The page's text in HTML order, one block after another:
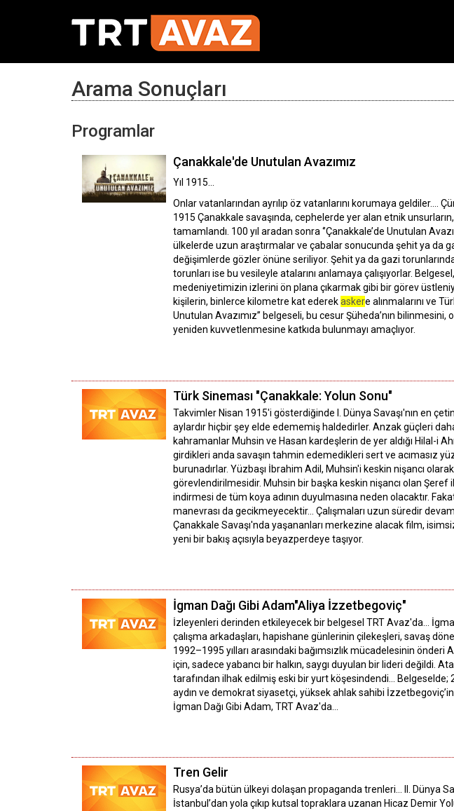
Arama Sonuçları
Programlar
Çanakkale'de Unutulan Avazımız
Yıl 1915...
Onlar vatanlarından ayrılıp öz vatanlarını korumaya geldiler....
1915 Çanakkale savaşında, cephelerde yer alan etnik
tamamlandı. 100 yıl aradan sonra ‘’Çanakkale’de Unutulan
ülkelerde uzun araştırmalar ve çabalar sonucunda şehit ya da
değişimlerde gözler önüne seriliyor. Şehit ya da gazi
torunları ise bu vesileyle atalarını anlamaya çalışıyorlar.
medeniyetimizin izlerini ön plana çıkarmak gibi bir görev
kişilerin, binlerce kilometre kat ederekaskere alınmalarını ve
Unutulan Avazımız’’ belgeseli, bu cesur Şüheda’nın
yeniden kuvvetlenmesine katkıda bulunmayı amaçlıyor.
Türk Sineması "Çanakkale: Yolun Sonu"
Takvimler Nisan 1915'i gösterdiğinde I. Dünya Savaşı'nın en
aylardır hiçbir şey elde edememiş haldedirler. Anzak güçleri
kahramanlar Muhsin ve Hasan kardeşlerin de yer aldığı Hilal-i
girdikleri anda savaşın tahmin edemedikleri sert ve acımasız
burunadırlar. Yüzbaşı İbrahim Adil, Muhsin'i keskin nişancı
görevlendirilmesidir. Muhsin bir başka keskin nişancı olan
indirmesi de tüm koya adının duyulmasına neden olacaktır.
manevrası da gecikmeyecektir... Çalışmaları uzun süredir
Çanakkale Savaşı'nda yaşananları merkezine alacak film,
yeni bir bakış açısıyla beyazperdeye taşıyor.
İgman Dağı Gibi Adam"Aliya İzzetbegoviç"
İzleyenleri derinden etkileyecek bir belgesel TRT Avaz'da...
çalışma arkadaşları, hapishane günlerinin çilekeşleri, savaş
1992–1995 yılları arasındaki bağımsızlık mücadelesinin
için, sadece yabancı bir halkın, saygı duyulan bir lideri değildi.
tarafından ilhak edilmiş eski bir yurt köşesindendi… Belgeselde;
aydın ve demokrat siyasetçi, yüksek ahlak sahibi İzzetbegoviç’in
İgman Dağı Gibi Adam, TRT Avaz'da…
Tren Gelir
Rusya’da bütün ülkeyi dolaşan propaganda trenleri… II. Dünya
İstanbul’dan yola çıkıp kutsal topraklara uzanan Hicaz Demir